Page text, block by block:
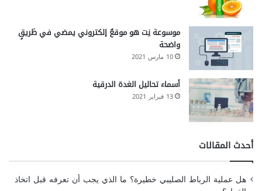
موسوعة نِت هو موقعٌ إلكتروني يمضي في طَريقٍ
واضحة
10 مارس 2021
أسماء تحاليل الغدة الدرقية
13 فبراير 2021
أحدث المقالات
هل عملية الرباط الصليبي خطيرة؟ ما الذي يجب أن تعرفه قبل اتخاذ